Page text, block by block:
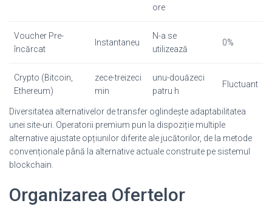
ore
Voucher Pre-
încărcat
Instantaneu
N-a se
utilizează
0%
Crypto (Bitcoin,
Ethereum)
zece-treizeci
min
unu-douăzeci
patru h
Fluctuant
Diversitatea alternativelor de transfer oglindește adaptabilitatea
unei site-uri. Operatorii premium pun la dispoziție multiple
alternative ajustate opțiunilor diferite ale jucătorilor, de la metode
convenționale până la alternative actuale construite pe sistemul
blockchain.
Organizarea Ofertelor